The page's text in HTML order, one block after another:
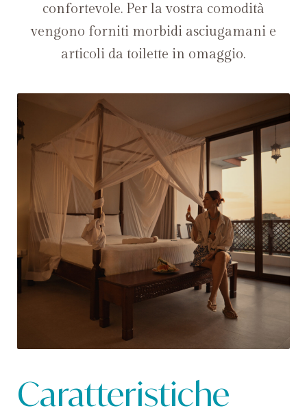
confortevole. Per la vostra comodità
vengono forniti morbidi asciugamani e
articoli da toilette in omaggio.
Caratteristiche